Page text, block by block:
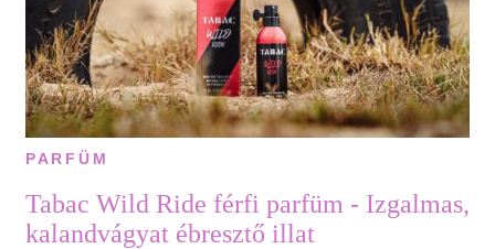
PARFÜM
Tabac Wild Ride férfi parfüm - Izgalmas,
kalandvágyat ébresztő illat